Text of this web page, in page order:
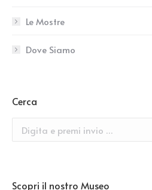
Le Mostre
Dove Siamo
Cerca
Search:
Scopri il nostro Museo